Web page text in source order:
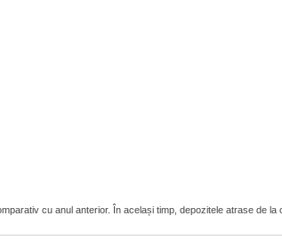
cu anul anterior. În același timp, depozitele atrase de la